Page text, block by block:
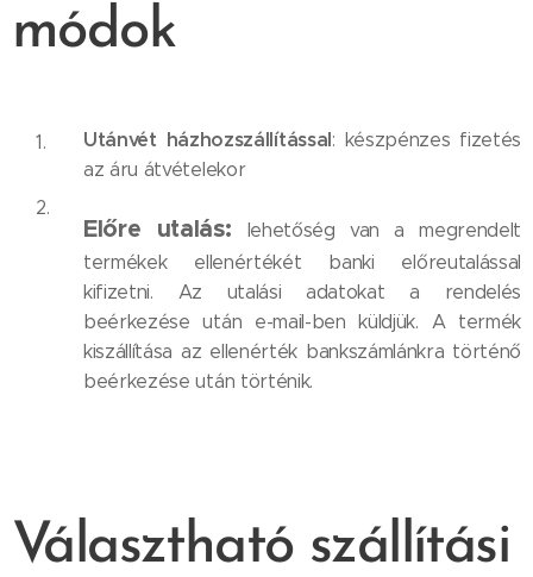
módok
Utánvét házhozszállítással: készpénzes fizetés
az áru átvételekor
Előre utalás:
lehetőség van a megrendelt
termékek ellenértékét banki előreutalással
kifizetni. Az utalási adatokat a rendelés
beérkezése után e-mail-ben küldjük. A termék
kiszállítása az ellenérték bankszámlánkra történő
beérkezése után történik.
Választható szállítási